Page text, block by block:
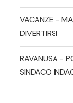
VACANZE -
DIVERTIRSI
RAVANUSA -
SINDACO